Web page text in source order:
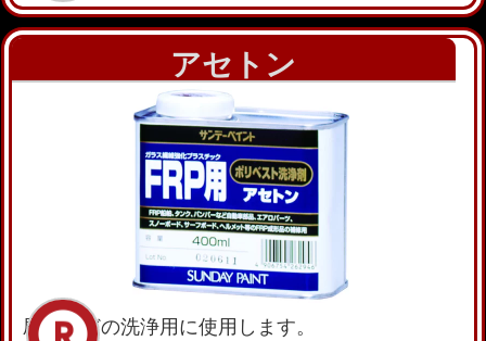
アセトン
刷毛などの洗浄用に使用します。